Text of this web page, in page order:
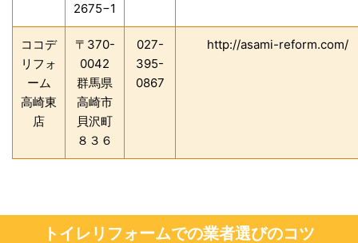
2675−1
ココデ
リフォ
ーム
高崎東
店
〒370-
0042
群馬県
高崎市
貝沢町
８３６
027-
395-
0867
http://asami-reform.com/
トイレリフォームでの業者選びのコツ